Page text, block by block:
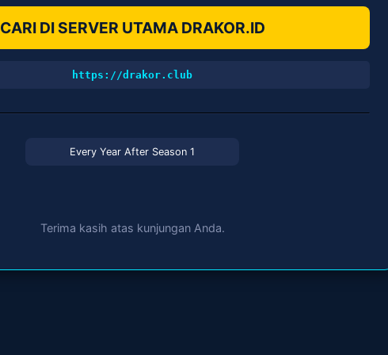
CARI DI SERVER UTAMA DRAKOR.ID
https://drakor.club
Every Year After Season 1
Terima kasih atas kunjungan Anda.